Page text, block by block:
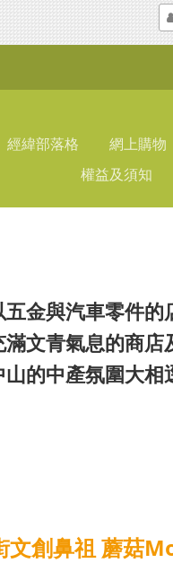
經緯部落格 網上購物
權益及須知
金與汽車零件
文青氣息的商
的中產氛圍大相
文創鼻祖 蘑菇